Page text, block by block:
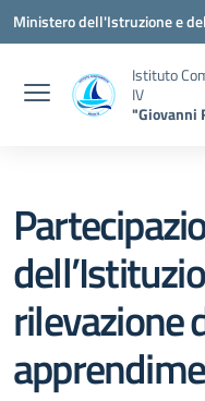
Vai ai contenuti
Vai al menu di navigazione
Vai al footer
Ministero dell'Istruzione e
Istituto
IV
"Giovanni
rilevazione